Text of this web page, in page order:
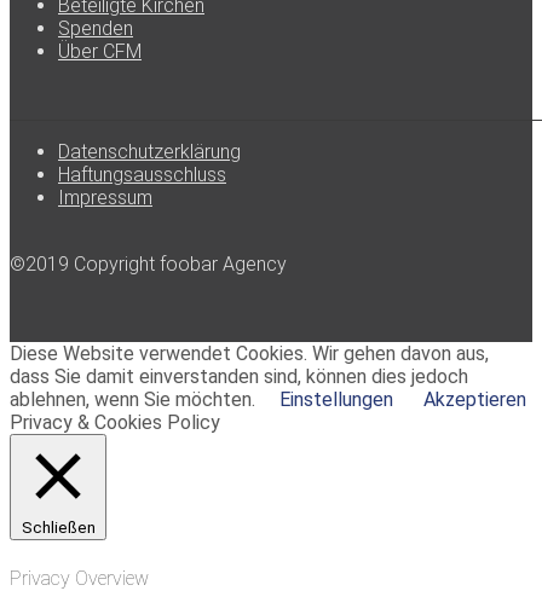
Beteiligte Kirchen
Spenden
Über CFM
Datenschutzerklärung
Haftungsausschluss
Impressum
©2019 Copyright foobar Agency
Diese Website verwendet Cookies. Wir gehen davon aus,
dass Sie damit einverstanden sind, können dies jedoch
ablehnen, wenn Sie möchten.
Einstellungen
Akzeptieren
Privacy & Cookies Policy
Schließen
Privacy Overview